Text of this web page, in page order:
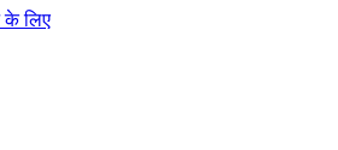
के लिए